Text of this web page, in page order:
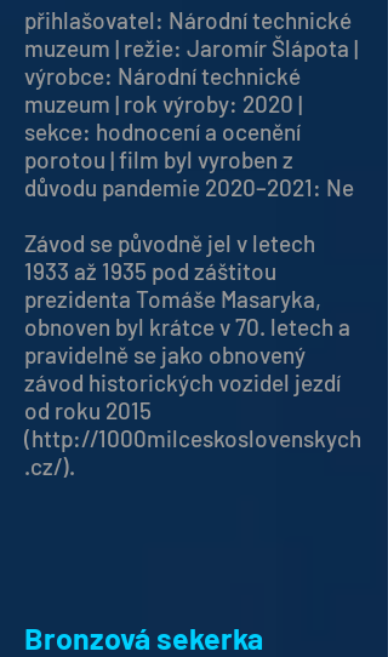
přihlašovatel: Národní technické
muzeum | režie: Jaromír Šlápota |
výrobce: Národní technické
muzeum | rok výroby: 2020 |
sekce: hodnocení a ocenění
porotou | film byl vyroben z
důvodu pandemie 2020–2021: Ne
Závod se původně jel v letech
1933 až 1935 pod záštitou
prezidenta Tomáše Masaryka,
obnoven byl krátce v 70. letech a
pravidelně se jako obnovený
závod historických vozidel jezdí
od roku 2015
(http://1000milceskoslovenskych
.cz/).
Bronzová sekerka